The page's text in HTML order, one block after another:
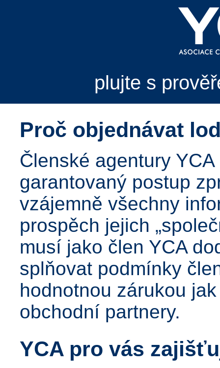
plujte s
Proč objednávat
Členské agentury
garantovaný postup
vzájemně všechny
prospěch jejich
musí jako člen YCA
splňovat podmínky
hodnotnou zárukou
obchodní partnery.
YCA pro vás